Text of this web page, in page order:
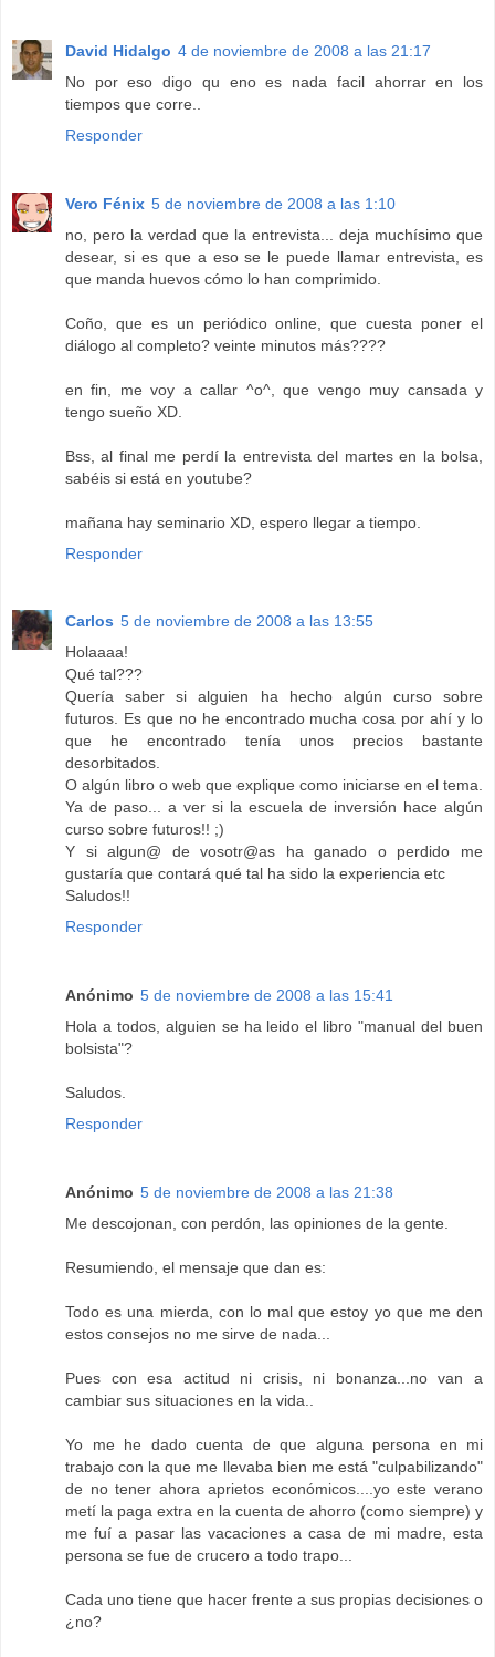
David Hidalgo 4 de noviembre de 2008 a las 21:17
No por eso digo qu eno es nada facil ahorrar en los
tiempos que corre..
Responder
Vero Fénix 5 de noviembre de 2008 a las 1:10
no, pero la verdad que la entrevista... deja muchísimo que
desear, si es que a eso se le puede llamar entrevista, es
que manda huevos cómo lo han comprimido.
Coño, que es un periódico online, que cuesta poner el
diálogo al completo? veinte minutos más????
en fin, me voy a callar ^o^, que vengo muy cansada y
tengo sueño XD.
Bss, al final me perdí la entrevista del martes en la bolsa,
sabéis si está en youtube?
mañana hay seminario XD, espero llegar a tiempo.
Responder
Carlos 5 de noviembre de 2008 a las 13:55
Holaaaa!
Qué tal???
Quería saber si alguien ha hecho algún curso sobre
futuros. Es que no he encontrado mucha cosa por ahí y lo
que he encontrado tenía unos precios bastante
desorbitados.
O algún libro o web que explique como iniciarse en el tema.
Ya de paso... a ver si la escuela de inversión hace algún
curso sobre futuros!! ;)
Y si algun@ de vosotr@as ha ganado o perdido me
gustaría que contará qué tal ha sido la experiencia etc
Saludos!!
Responder
Anónimo 5 de noviembre de 2008 a las 15:41
Hola a todos, alguien se ha leido el libro "manual del buen
bolsista"?
Saludos.
Responder
Anónimo 5 de noviembre de 2008 a las 21:38
Me descojonan, con perdón, las opiniones de la gente.
Resumiendo, el mensaje que dan es:
Todo es una mierda, con lo mal que estoy yo que me den
estos consejos no me sirve de nada...
Pues con esa actitud ni crisis, ni bonanza...no van a
cambiar sus situaciones en la vida..
Yo me he dado cuenta de que alguna persona en mi
trabajo con la que me llevaba bien me está "culpabilizando"
de no tener ahora aprietos económicos....yo este verano
metí la paga extra en la cuenta de ahorro (como siempre) y
me fuí a pasar las vacaciones a casa de mi madre, esta
persona se fue de crucero a todo trapo...
Cada uno tiene que hacer frente a sus propias decisiones o
¿no?